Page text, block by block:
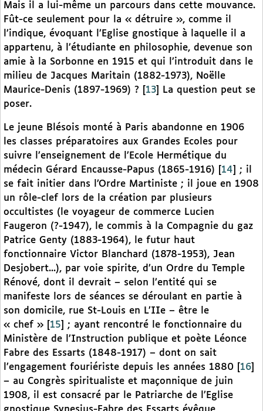
Mais il a lui-même un parcours dans cette mouvance.
Fût-ce seulement pour la « détruire », comme il
l’indique, évoquant l’Eglise gnostique à laquelle il a
appartenu, à l’étudiante en philosophie, devenue son
amie à la Sorbonne en 1915 et qui l’introduit dans le
milieu de Jacques Maritain (1882-1973), Noëlle
Maurice-Denis (1897-1969) ?
13
La question peut se
poser.
Le jeune Blésois monté à Paris abandonne en 1906
les classes préparatoires aux Grandes Ecoles pour
suivre l’enseignement de l’Ecole Hermétique du
médecin Gérard Encausse-Papus (1865-1916)
14
; il
se fait initier dans l’Ordre Martiniste ; il joue en 1908
un rôle-clef lors de la création par plusieurs
occultistes (le voyageur de commerce Lucien
Faugeron (?-1947), le commis à la Compagnie du gaz
Patrice Genty (1883-1964), le futur haut
fonctionnaire Victor Blanchard (1878-1953), Jean
Desjobert...), par voie spirite, d’un Ordre du Temple
Rénové, dont il devrait – selon l’entité qui se
manifeste lors de séances se déroulant en partie à
son domicile, rue St-Louis en L’IIe – être le
« chef »
15
; ayant rencontré le fonctionnaire du
Ministère de l’Instruction publique et poète Léonce
Fabre des Essarts (1848-1917) – dont on sait
l’engagement fouriériste depuis les années 1880
16
– au Congrès spiritualiste et maçonnique de juin
1908, il est consacré par le Patriarche de l’Eglise